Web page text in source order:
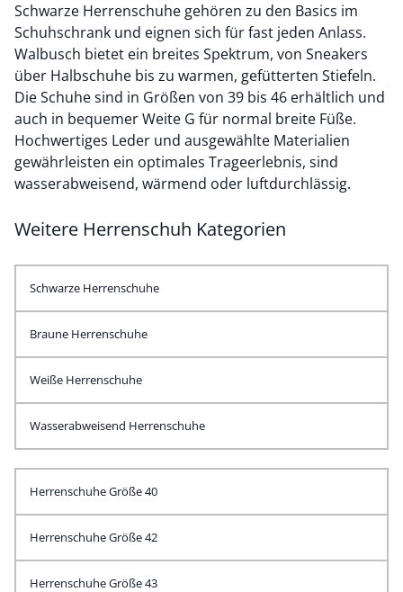
Schwarze Herrenschuhe gehören zu den Basics im
Schuhschrank und eignen sich für fast jeden Anlass.
Walbusch bietet ein breites Spektrum, von Sneakers
über Halbschuhe bis zu warmen, gefütterten Stiefeln.
Die Schuhe sind in Größen von 39 bis 46 erhältlich und
auch in bequemer Weite G für normal breite Füße.
Hochwertiges Leder und ausgewählte Materialien
gewährleisten ein optimales Trageerlebnis, sind
wasserabweisend, wärmend oder luftdurchlässig.
Weitere Herrenschuh Kategorien
Schwarze Herrenschuhe
Braune Herrenschuhe
Weiße Herrenschuhe
Wasserabweisend Herrenschuhe
Herrenschuhe Größe 40
Herrenschuhe Größe 42
Herrenschuhe Größe 43